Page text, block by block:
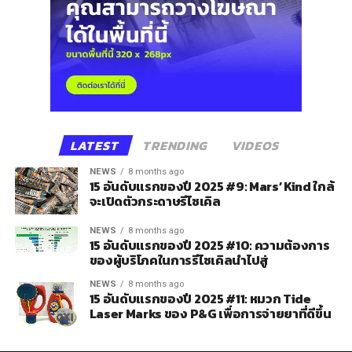
LATEST TRENDING VIDEOS
NEWS 8 months ago
15 อันดับแรกของปี 2025 #9: Mars’ Kind ใกล้
จะเปิดตัวกระดาษรีไซเคิล
NEWS 8 months ago
15 อันดับแรกของปี 2025 #10: ความต้องการ
ของผู้บริโภคในการรีไซเคิลนำไปสู่
NEWS 8 months ago
15 อันดับแรกของปี 2025 #11: หมวก Tide
Laser Marks ของ P&G เพื่อการจ่ายยาที่ดีขึ้น